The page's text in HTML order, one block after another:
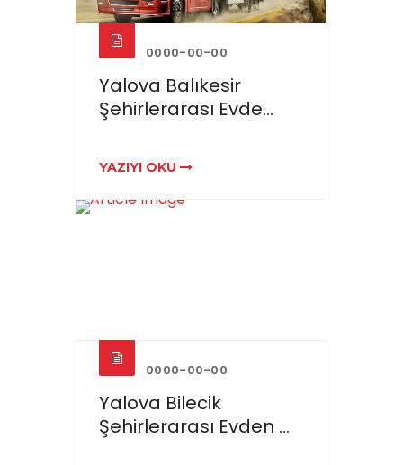
0000-00-00
Yalova Balıkesir
Şehirlerarası Evde...
YAZIYI OKU
0000-00-00
Yalova Bilecik
Şehirlerarası Evden ...